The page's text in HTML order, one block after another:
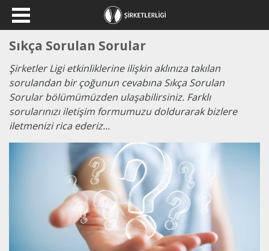
Sıkça Sorulan Sorular
Şirketler Ligi etkinliklerine ilişkin aklınıza takılan
sorulandan bir çoğunun cevabına Sıkça Sorulan
Sorular bölümümüzden ulaşabilirsiniz. Farklı
sorularınızı iletişim formumuzu doldurarak bizlere
iletmenizi rica ederiz...